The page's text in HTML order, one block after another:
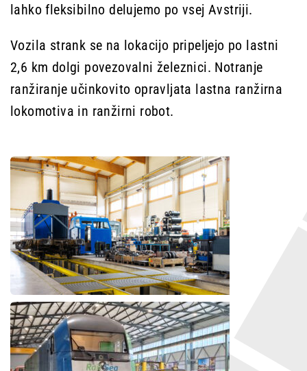
lahko fleksibilno delujemo po vsej Avstriji.
Vozila strank se na lokacijo pripeljejo po lastni
2,6 km dolgi povezovalni železnici. Notranje
ranžiranje učinkovito opravljata lastna ranžirna
lokomotiva in ranžirni robot.